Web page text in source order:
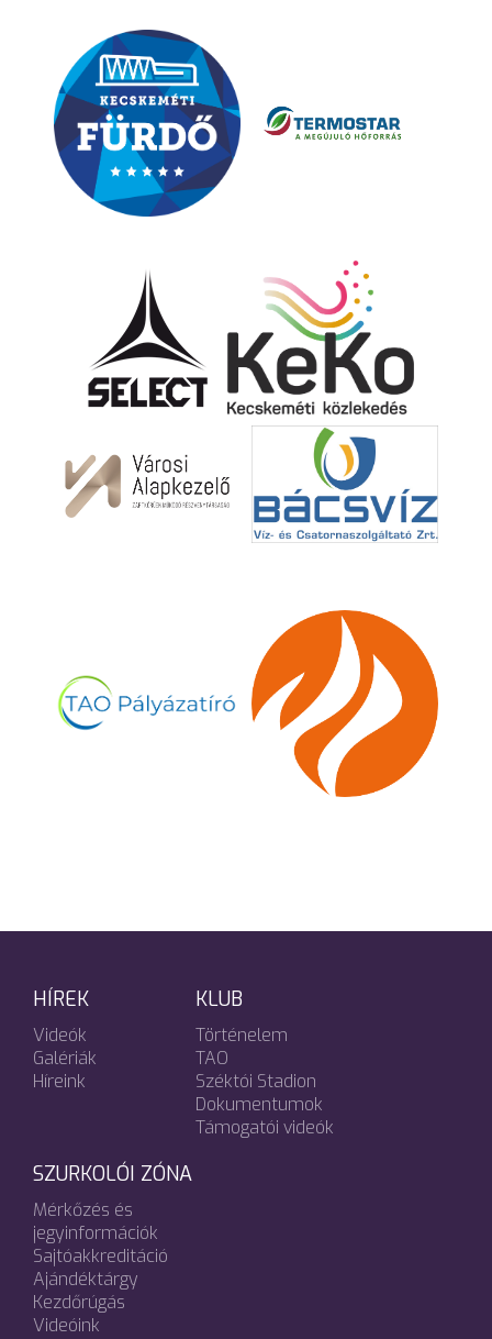
HÍREK
Videók
Galériák
Híreink
KLUB
Történelem
TAO
Széktói Stadion
Dokumentumok
Támogatói videók
SZURKOLÓI ZÓNA
Mérkőzés és
jegyinformációk
Sajtóakkreditáció
Ajándéktárgy
Kezdőrúgás
Videóink